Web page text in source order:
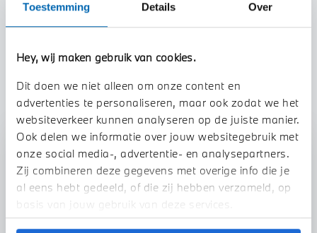
Toestemming Details Over
Hey, wij maken gebruik van cookies.
Dit doen we niet alleen om onze content en
advertenties te personaliseren, maar ook zodat we het
websiteverkeer kunnen analyseren op de juiste manier.
Ook delen we informatie over jouw websitegebruik met
onze social media-, advertentie- en analysepartners.
Zij combineren deze gegevens met overige info die je
al eens hebt gedeeld, of die zij hebben verzameld, op
basis van jouw gebruik van deze services.
Stap 1 van 3
Uw auto inruilen?
Btw/Marge Marge
TOON ALLE EIGENSCHAPPEN